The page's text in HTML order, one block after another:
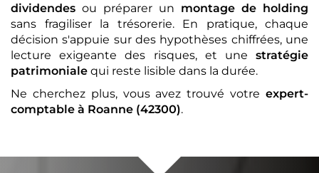
dividendes ou préparer un montage de holding
sans fragiliser la trésorerie. En pratique, chaque
décision s'appuie sur des hypothèses chiffrées, une
lecture exigeante des risques, et une stratégie
patrimoniale qui reste lisible dans la durée.
Ne cherchez plus, vous avez trouvé votre expert-
comptable à Roanne (42300).